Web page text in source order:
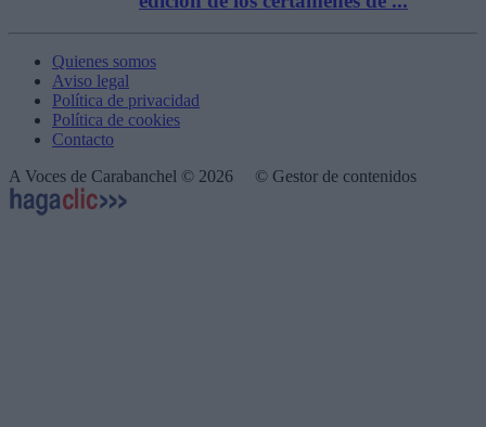
Quienes somos
Aviso legal
Política de privacidad
Política de cookies
Contacto
A Voces de Carabanchel © 2026 © Gestor de contenidos